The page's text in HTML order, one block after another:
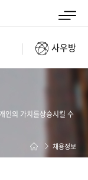
사우방
인의 가치를상승시킬 수
채용정보